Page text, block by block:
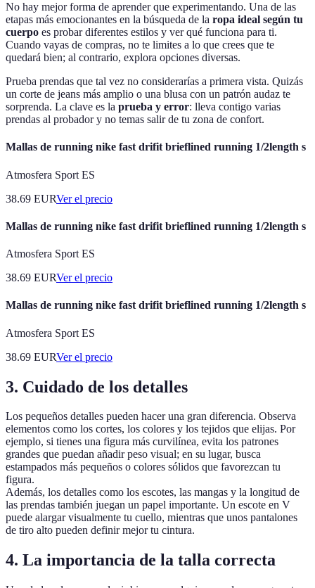
No hay mejor forma de aprender que experimentando. Una de las
etapas más emocionantes en la búsqueda de la ropa ideal según tu
cuerpo es probar diferentes estilos y ver qué funciona para ti.
Cuando vayas de compras, no te limites a lo que crees que te
quedará bien; al contrario, explora opciones diversas.
Prueba prendas que tal vez no considerarías a primera vista. Quizás
un corte de jeans más amplio o una blusa con un patrón audaz te
sorprenda. La clave es la prueba y error: lleva contigo varias
prendas al probador y no temas salir de tu zona de confort.
Mallas de running nike fast drifit brieflined running 1/2length s
Atmosfera Sport ES
38.69 EURVer el precio
Mallas de running nike fast drifit brieflined running 1/2length s
Atmosfera Sport ES
38.69 EURVer el precio
Mallas de running nike fast drifit brieflined running 1/2length s
Atmosfera Sport ES
38.69 EURVer el precio
3. Cuidado de los detalles
Los pequeños detalles pueden hacer una gran diferencia. Observa
elementos como los cortes, los colores y los tejidos que elijas. Por
ejemplo, si tienes una figura más curvilínea, evita los patrones
grandes que puedan añadir peso visual; en su lugar, busca
estampados más pequeños o colores sólidos que favorezcan tu
figura.
Además, los detalles como los escotes, las mangas y la longitud de
las prendas también juegan un papel importante. Un escote en V
puede alargar visualmente tu cuello, mientras que unos pantalones
de tiro alto pueden definir mejor tu cintura.
4. La importancia de la talla correcta